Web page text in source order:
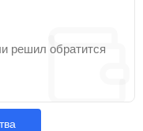
решил обратится